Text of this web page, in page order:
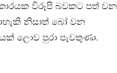
විරූපි බවකට පත් වන
නිසාත් බෝ වන
ලොව පුරා පැවතුණා.